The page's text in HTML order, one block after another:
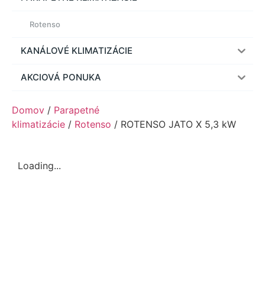
Rotenso
KANÁLOVÉ KLIMATIZÁCIE
AKCIOVÁ PONUKA
Domov / Parapetné
klimatizácie / Rotenso / ROTENSO JATO X 5,3 kW
Loading...